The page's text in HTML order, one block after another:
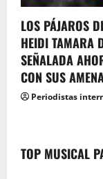
LOS PÁJAROS
HEIDI TAMARA
SEÑALADA
CON SUS
Periodistas
TOP MUSICAL